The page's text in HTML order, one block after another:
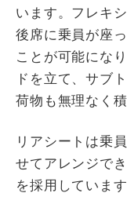
います。フレキ
後席に乗員が座
ことが可能にな
ドを立て、サブ
荷物も無理なく
リアシートは乗
せてアレンジで
を採用しています